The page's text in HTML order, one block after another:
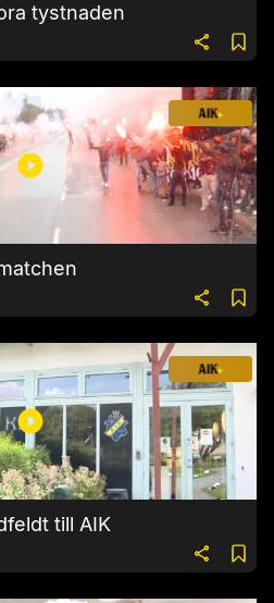
tystnaden
till AIK